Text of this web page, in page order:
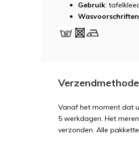
Gebruik:
Wasvoorschriften
Vanaf het moment dat
5 werkdagen. Het
verzonden. Alle